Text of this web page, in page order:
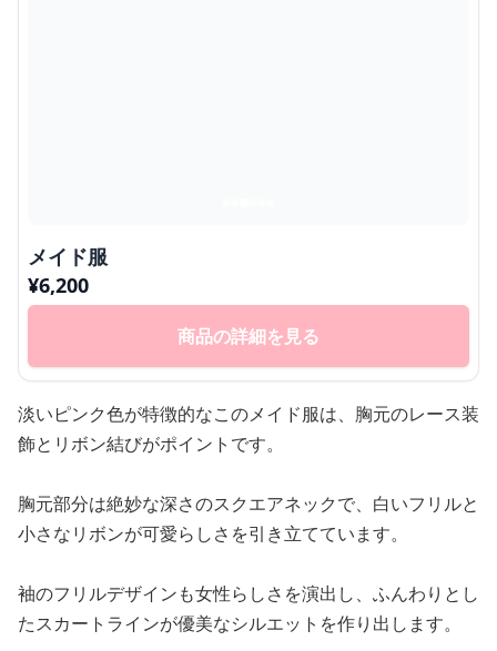
メイド服
¥6,200
商品の詳細を見る
淡いピンク色が特徴的なこのメイド服は、胸元のレース装
飾とリボン結びがポイントです。
胸元部分は絶妙な深さのスクエアネックで、白いフリルと
小さなリボンが可愛らしさを引き立てています。
袖のフリルデザインも女性らしさを演出し、ふんわりとし
たスカートラインが優美なシルエットを作り出します。